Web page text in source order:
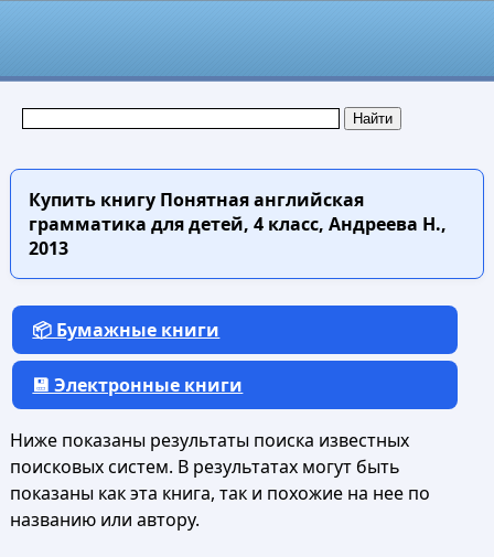
Купить книгуПонятная английская
грамматика для детей, 4 класс, Андреева Н.,
2013
📦 Бумажные книги
💾 Электронные книги
Ниже показаны результаты поиска известных
поисковых систем. В результатах могут быть
показаны как эта книга, так и похожие на нее по
названию или автору.